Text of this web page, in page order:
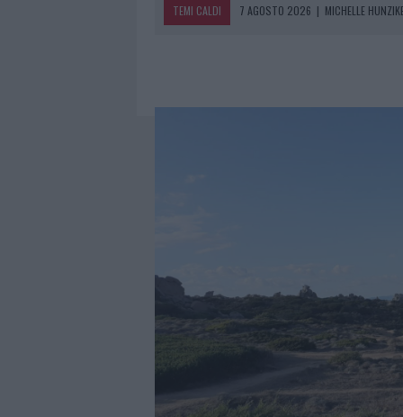
TEMI CALDI 7 AGOSTO 2026 | MICHELLE